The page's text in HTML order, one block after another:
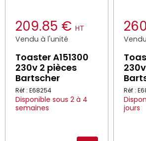
209.85 € HT
Vendu à l'unité
Toaster A151300
230v 2 pièces
Bartscher
Réf : E68254
Disponible sous 2 à 4
semaines
Réf :
jours